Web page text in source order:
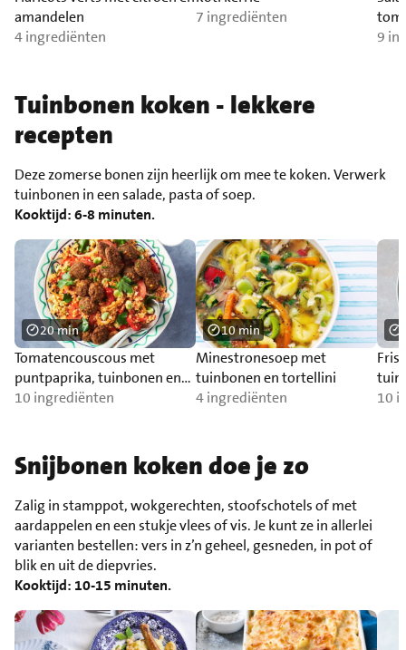
amandelen
4 ingrediënten
7 ingrediënten
9
Tuinbonen koken - lekkere
recepten
Deze zomerse bonen zijn heerlijk om mee te koken. Verwerk
tuinbonen in een salade, pasta of soep.
Kooktijd: 6-8 minuten.
Tomatencouscous met
puntpaprika, tuinbonen en
falafel
10 ingrediënten
20 min
Minestronesoep met
tuinbonen en tortellini
4 ingrediënten
10 min
10
Snijbonen koken doe je zo
Zalig in stamppot, wokgerechten, stoofschotels of met
aardappelen en een stukje vlees of vis. Je kunt ze in allerlei
varianten bestellen: vers in z’n geheel, gesneden, in pot of
blik en uit de diepvries.
Kooktijd: 10-15 minuten.